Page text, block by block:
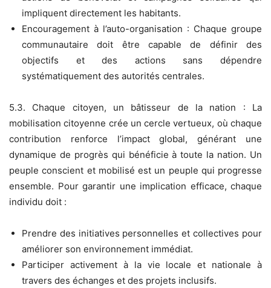
impliquent directement les habitants.
Encouragement à l’auto-organisation : Chaque groupe
communautaire doit être capable de définir des
objectifs et des actions sans dépendre
systématiquement des autorités centrales.
5.3. Chaque citoyen, un bâtisseur de la nation : La
mobilisation citoyenne crée un cercle vertueux, où chaque
contribution renforce l’impact global, générant une
dynamique de progrès qui bénéficie à toute la nation. Un
peuple conscient et mobilisé est un peuple qui progresse
ensemble. Pour garantir une implication efficace, chaque
individu doit :
Prendre des initiatives personnelles et collectives pour
améliorer son environnement immédiat.
Participer activement à la vie locale et nationale à
travers des échanges et des projets inclusifs.